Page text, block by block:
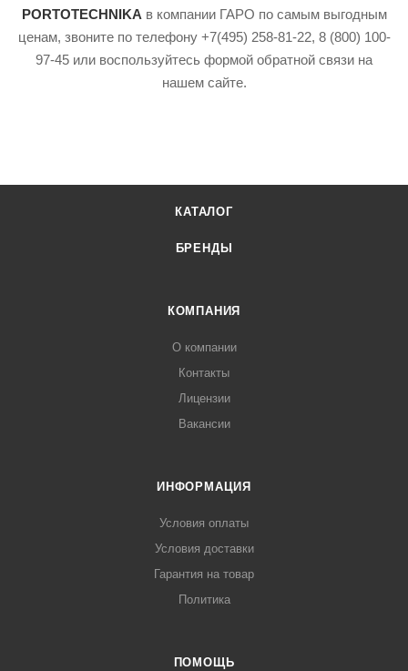
PORTOTECHNIKA в компании ГАРО по самым выгодным
ценам, звоните по телефону +7(495) 258-81-22, 8 (800) 100-
97-45 или воспользуйтесь формой обратной связи на
нашем сайте.
КАТАЛОГ
БРЕНДЫ
КОМПАНИЯ
О компании
Контакты
Лицензии
Вакансии
ИНФОРМАЦИЯ
Условия оплаты
Условия доставки
Гарантия на товар
Политика
ПОМОЩЬ